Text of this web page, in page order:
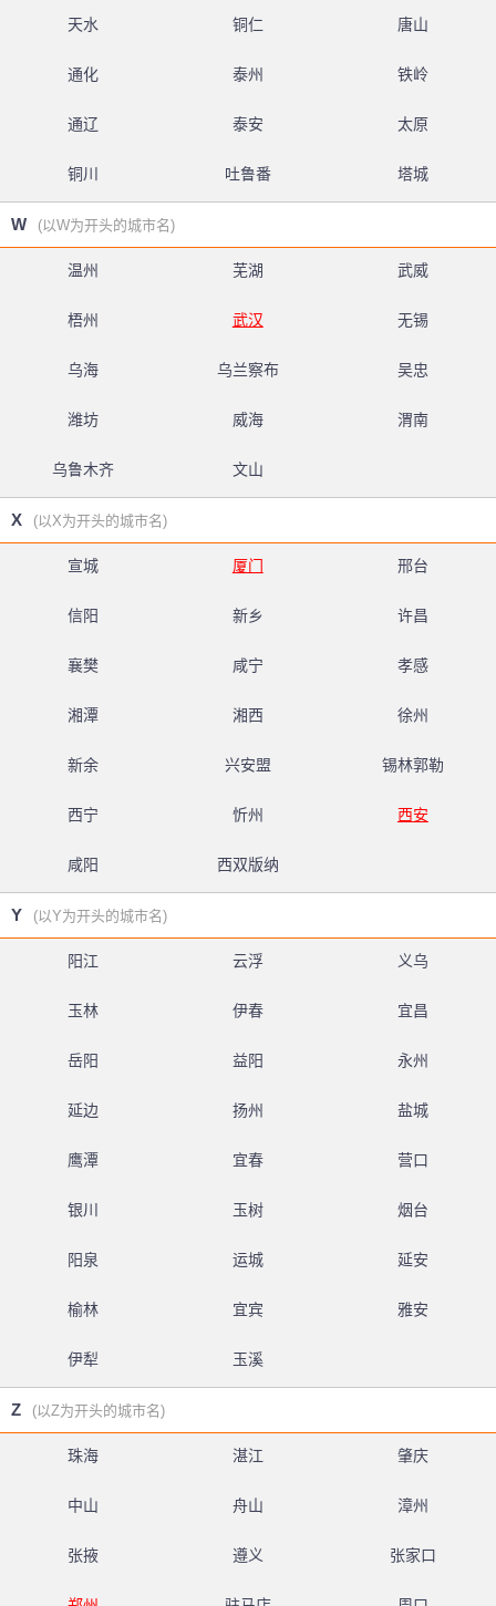
天水 铜仁 唐山
通化 泰州 铁岭
通辽 泰安 太原
铜川 吐鲁番 塔城
W (以W为开头的城市名)
温州 芜湖 武威
梧州 武汉 无锡
乌海 乌兰察布 吴忠
潍坊 威海 渭南
乌鲁木齐 文山
X (以X为开头的城市名)
宣城 厦门 邢台
信阳 新乡 许昌
襄樊 咸宁 孝感
湘潭 湘西 徐州
新余 兴安盟 锡林郭勒
西宁 忻州 西安
咸阳 西双版纳
Y (以Y为开头的城市名)
阳江 云浮 义乌
玉林 伊春 宜昌
岳阳 益阳 永州
延边 扬州 盐城
鹰潭 宜春 营口
银川 玉树 烟台
阳泉 运城 延安
榆林 宜宾 雅安
伊犁 玉溪
Z (以Z为开头的城市名)
珠海 湛江 肇庆
中山 舟山 漳州
张掖 遵义 张家口